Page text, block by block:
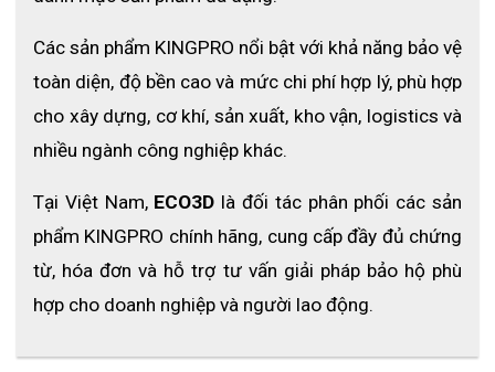
Tư vấn chuyên sâu – Hỗ trợ lựa chọn sản phẩm phù hợp
📞Liên hệ ngay để đặt hàng:
🌍 Website:
https://eco3d.vn
📌 Hệ thống chi nhánh:Xem tại đây
📞Hotline:097 636 3588
📧Email: Admin@eco3d.vn
Các sản phẩm KINGPRO nổi bật với khả năng bảo vệ
toàn diện, độ bền cao và mức chi phí hợp lý, phù hợp
cho xây dựng, cơ khí, sản xuất, kho vận, logistics và
nhiều ngành công nghiệp khác.
Tại Việt Nam, ECO3D là đối tác phân phối các sản
phẩm KINGPRO chính hãng, cung cấp đầy đủ chứng
từ, hóa đơn và hỗ trợ tư vấn giải pháp bảo hộ phù
hợp cho doanh nghiệp và người lao động.